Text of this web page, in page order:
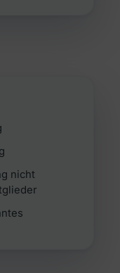
nicht